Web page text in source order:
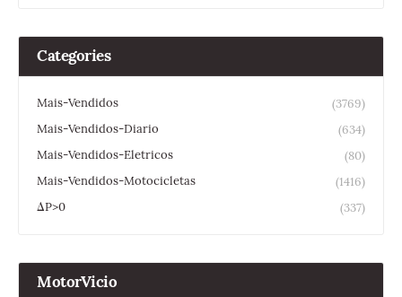
Categories
Mais-Vendidos
(3769)
Mais-Vendidos-Diario
(634)
Mais-Vendidos-Eletricos
(80)
Mais-Vendidos-Motocicletas
(1416)
ΔP>0
(337)
MotorVicio